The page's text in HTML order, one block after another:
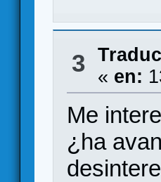
3
« en:
Me
¿ha